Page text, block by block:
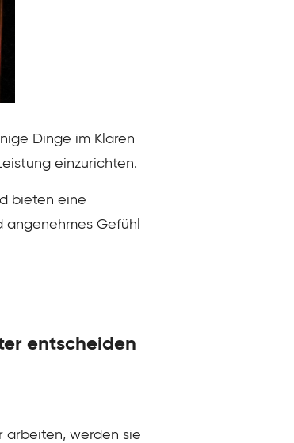
Dinge im Klaren
einzurichten.
bieten eine
Gefühl
entscheiden
arbeiten, werden sie